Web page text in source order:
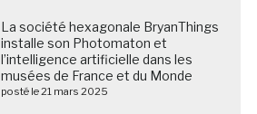
La société hexagonale BryanThings
installe son Photomaton et
l’intelligence artificielle dans les
musées de France et du Monde
posté le 21 mars 2025